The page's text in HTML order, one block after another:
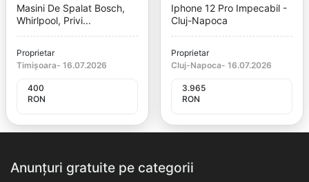
Masini De Spalat Bosch,
Whirlpool, Privi...
Proprietar
Timișoara- 16.07.2026
400
RON
Iphone 12 Pro Impecabil -
Cluj-Napoca
Proprietar
Cluj-Napoca- 16.07.2026
3.965
RON
Anunțuri gratuite pe categorii